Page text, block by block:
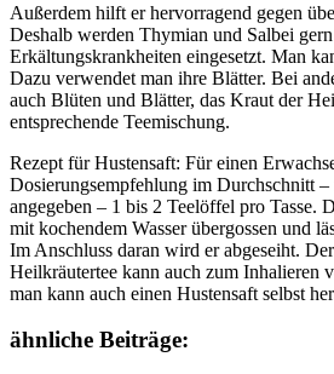
Außerdem hilft er hervorragend gegen
Deshalb werden Thymian und Salbei
Erkältungskrankheiten eingesetzt. Man
Dazu verwendet man ihre Blätter. Bei
auch Blüten und Blätter, das Kraut der
entsprechende Teemischung.
Rezept für Hustensaft: Für einen
Dosierungsempfehlung im Durchschnitt –
angegeben – 1 bis 2 Teelöffel pro Tasse.
mit kochendem Wasser übergossen und
Im Anschluss daran wird er abgeseiht.
Heilkräutertee kann auch zum Inhalieren
man kann auch einen Hustensaft selbst
ähnliche Beiträge: